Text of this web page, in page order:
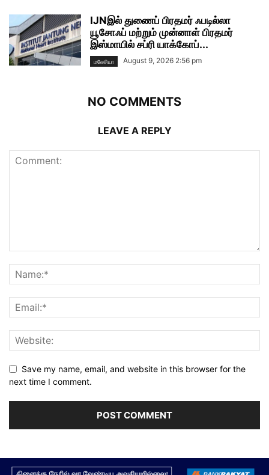
IJNஇல் துணைப் பிரதமர் ஃபடில்லா
யூசோஃப் மற்றும் முன்னாள் பிரதமர்
இஸ்மாயில் சப்ரி யாக்கோப்...
மலேசியா August 9, 2026 2:56 pm
NO COMMENTS
LEAVE A REPLY
Save my name, email, and website in this browser for the
next time I comment.